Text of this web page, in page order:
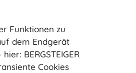
Funktionen zu
dem Endgerät
BERGSTEIGER
Cookies